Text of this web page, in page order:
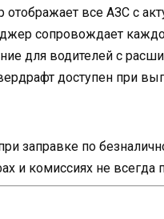
отображает все АЗС с
сопровождает
для водителей с
доступен при
заправке по
и комиссиях не всегда